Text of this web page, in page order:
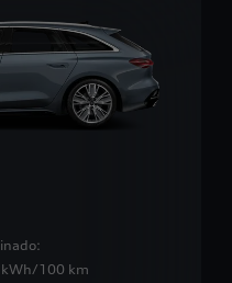
100 km